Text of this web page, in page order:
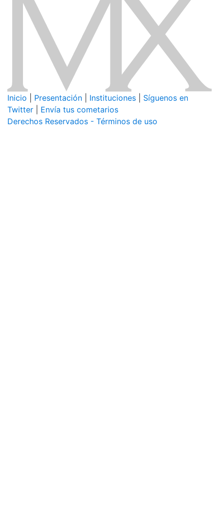
Inicio Presentación Instituciones
Síguenos en
Twitter
Envía tus cometarios
Derechos Reservados - Términos de uso